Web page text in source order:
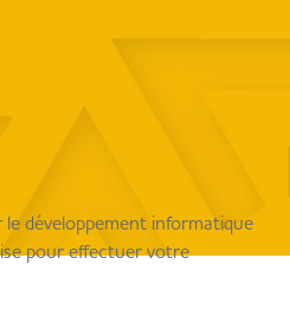
le développement informatique
pour effectuer votre